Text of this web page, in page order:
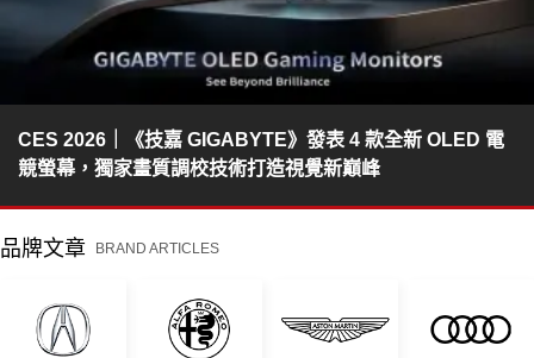
CES 2026｜《技嘉 GIGABYTE》發表 4 款全新 OLED 電
競螢幕，獨家畫質調校技術打造視覺新巔峰
品牌文章 BRAND ARTICLES